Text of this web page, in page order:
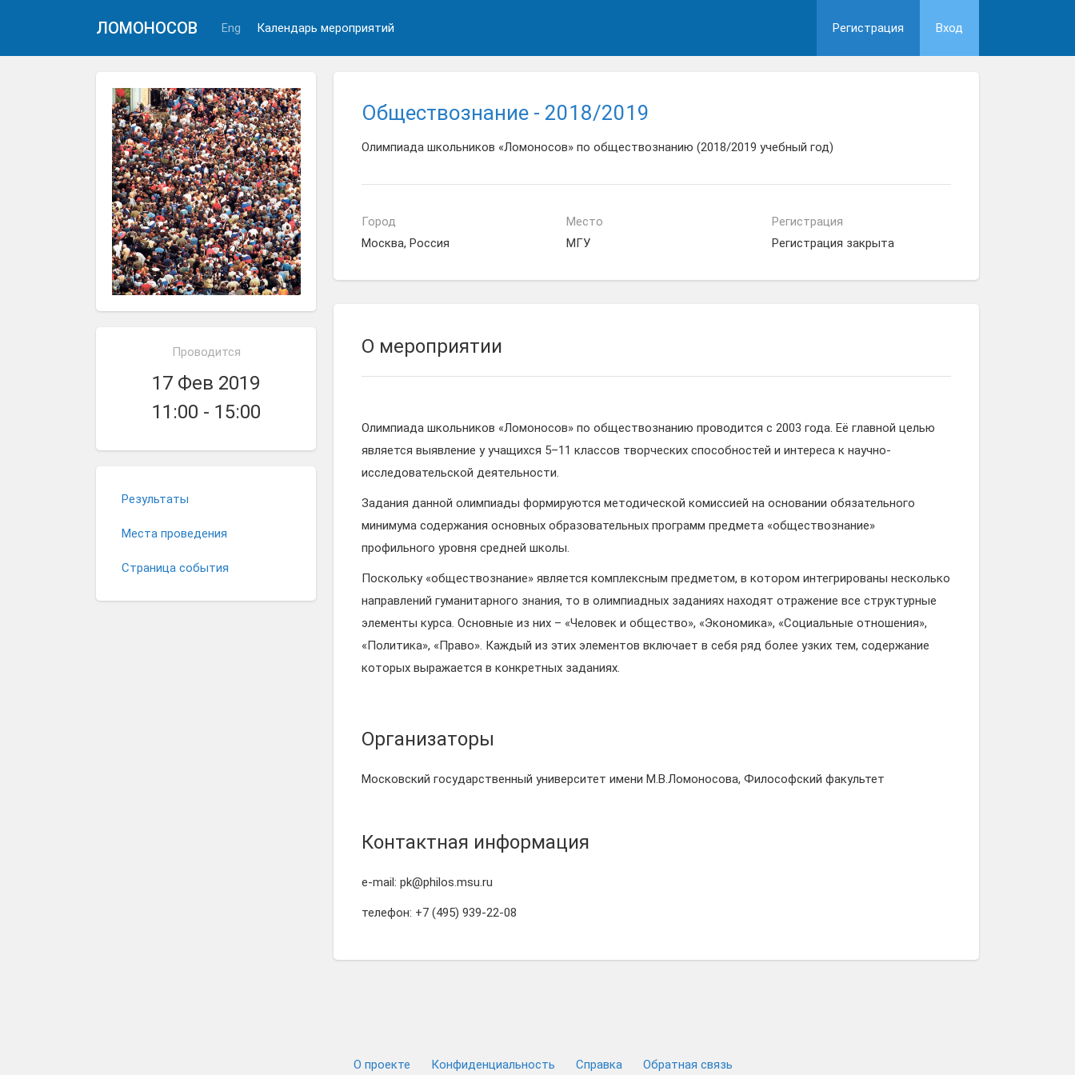
ЛОМОНОСОВ Eng Календарь мероприятий Регистрация Вход
Проводится
17 Фев 2019
11:00 - 15:00
Результаты
Места проведения
Страница события
Обществознание - 2018/2019
Олимпиада школьников «Ломоносов» по обществознанию (2018/2019 учебный год)
Город
Москва, Россия
Место
МГУ
Регистрация
Регистрация закрыта
О мероприятии
Олимпиада школьников «Ломоносов» по обществознанию проводится с 2003 года. Её главной целью
является выявление у учащихся 5–11 классов творческих способностей и интереса к научно-
исследовательской деятельности.
Задания данной олимпиады формируются методической комиссией на основании обязательного
минимума содержания основных образовательных программ предмета «обществознание»
профильного уровня средней школы.
Поскольку «обществознание» является комплексным предметом, в котором интегрированы несколько
направлений гуманитарного знания, то в олимпиадных заданиях находят отражение все структурные
элементы курса. Основные из них – «Человек и общество», «Экономика», «Социальные отношения»,
«Политика», «Право». Каждый из этих элементов включает в себя ряд более узких тем, содержание
которых выражается в конкретных заданиях.
Организаторы
Московский государственный университет имени М.В.Ломоносова, Философский факультет
Контактная информация
e-mail: pk@philos.msu.ru
телефон: +7 (495) 939-22-08
О проекте Конфиденциальность Cправка Обратная связь